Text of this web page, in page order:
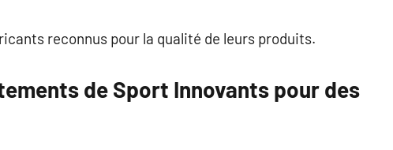
reconnus pour la qualité de leurs produits.
de Sport Innovants pour des